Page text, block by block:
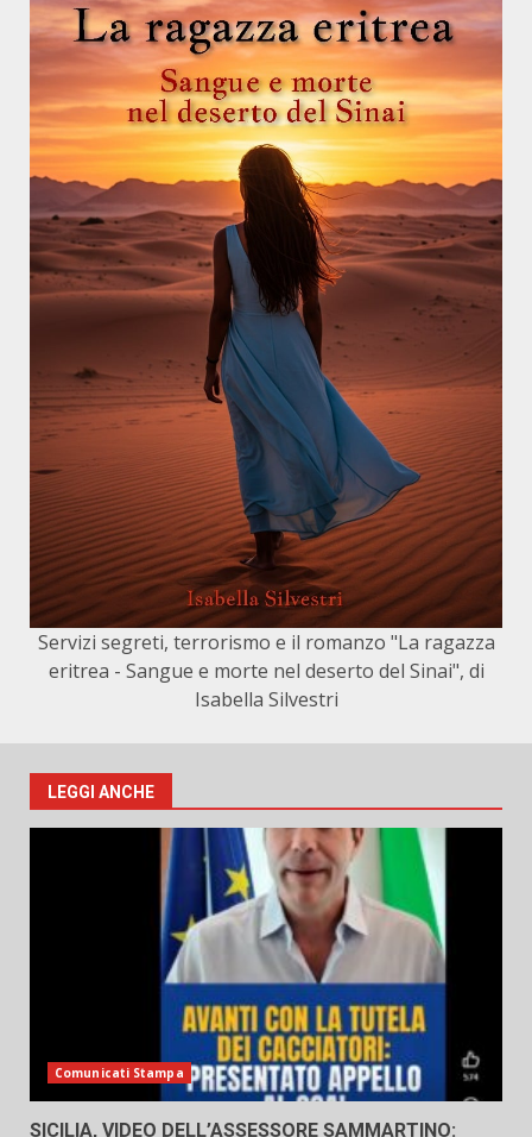
Servizi segreti, terrorismo e il romanzo "La ragazza
eritrea - Sangue e morte nel deserto del Sinai", di
Isabella Silvestri
LEGGI ANCHE
Comunicati Stampa
SICILIA, VIDEO DELL’ASSESSORE SAMMARTINO: